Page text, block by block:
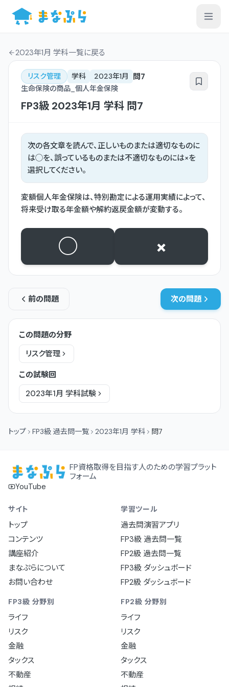
2023年1月 学科一覧に戻る
リスク管理 学科 2023年1月 問7
生命保険の商品_個人年金保険
FP3級 2023年1月 学科 問7
次の各文章を読んで、正しいものまたは適切なものに
は◯を、誤っているものまたは不適切なものには×を
選択してください。
変額個人年金保険は、特別勘定による運用実績によって、
将来受け取る年金額や解約返戻金額が変動する。
○ ×
前の問題 次の問題
この問題の分野
リスク管理
この試験回
2023年1月 学科試験
トップ FP3級 過去問一覧 2023年1月 学科 問7
FP資格取得を目指す人のための学習プラット
フォーム
YouTube
サイト
トップ
コンテンツ
講座紹介
まなぷらについて
お問い合わせ
学習ツール
過去問演習アプリ
FP3級 過去問一覧
FP2級 過去問一覧
FP3級 ダッシュボード
FP2級 ダッシュボード
FP3級 分野別
ライフ
リスク
金融
タックス
不動産
FP2級 分野別
ライフ
リスク
金融
タックス
不動産